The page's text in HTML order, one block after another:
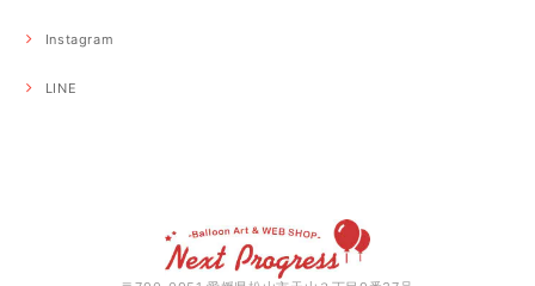
Instagram
LINE